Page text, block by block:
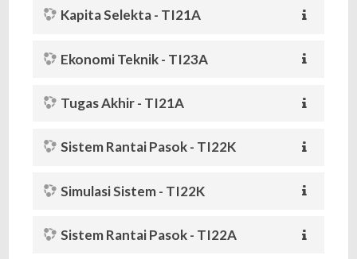
Kapita Selekta - TI21A
Ekonomi Teknik - TI23A
Tugas Akhir - TI21A
Sistem Rantai Pasok - TI22K
Simulasi Sistem - TI22K
Sistem Rantai Pasok - TI22A